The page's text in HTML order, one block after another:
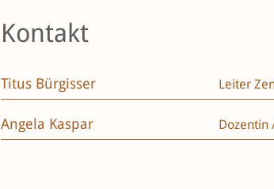
Kontakt
Titus Bürgisser Leiter
Angela Kaspar Dozentin